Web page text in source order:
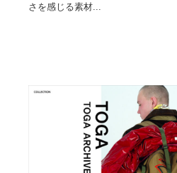
グラフィティ・Graffiti・ストリートア
GWD スタッフお気に入り
Drawing Software / お絵かきソフト・
ニュース・マガジン・メディア・
ニュース・マガジン・メディア・
さを感じる素材...